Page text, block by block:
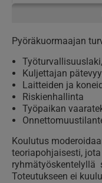
Pyöräkuormaajan
Kuljettajan
Laitteiden ja
Riskienhallinta
Työpaikan
Koulutus
teoriapohjaisesti,
ryhmätyöskentelyllä
Toteutukseen ei